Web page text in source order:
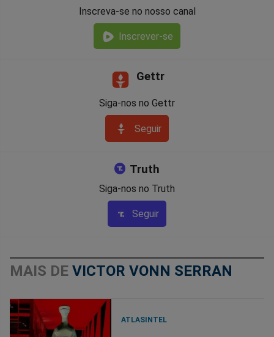
Inscreva-se no nosso canal
Inscrever-se
Gettr
Siga-nos no Gettr
Seguir
Truth
Siga-nos no Truth
Seguir
MAIS DE VICTOR VONN SERRAN
ATLASINTEL